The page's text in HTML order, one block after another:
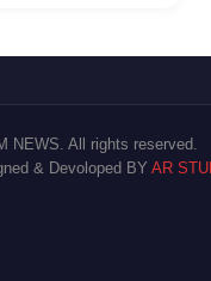
NEWS. All rights reserved.
& Devoloped BY AR